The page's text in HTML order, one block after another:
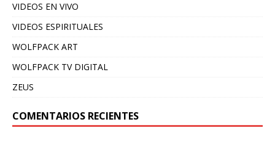
VIDEOS EN VIVO
VIDEOS ESPIRITUALES
WOLFPACK ART
WOLFPACK TV DIGITAL
ZEUS
COMENTARIOS RECIENTES